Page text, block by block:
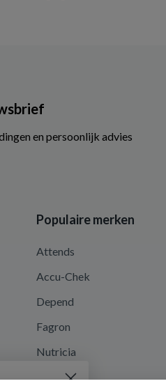
en persoonlijk advies
Populaire merken
Attends
Accu-Chek
Depend
Fagron
Nutricia